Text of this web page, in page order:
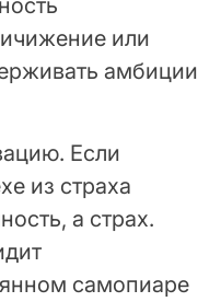
или
амбиции
Если
из страха
а страх.
самопиаре